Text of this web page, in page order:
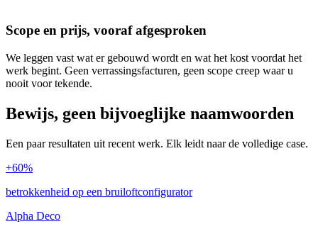
Scope en prijs, vooraf afgesproken
We leggen vast wat er gebouwd wordt en wat het kost voordat het
werk begint. Geen verrassingsfacturen, geen scope creep waar u
nooit voor tekende.
Bewijs, geen bijvoeglijke naamwoorden
Een paar resultaten uit recent werk. Elk leidt naar de volledige case.
+60%
betrokkenheid op een bruiloftconfigurator
Alpha Deco